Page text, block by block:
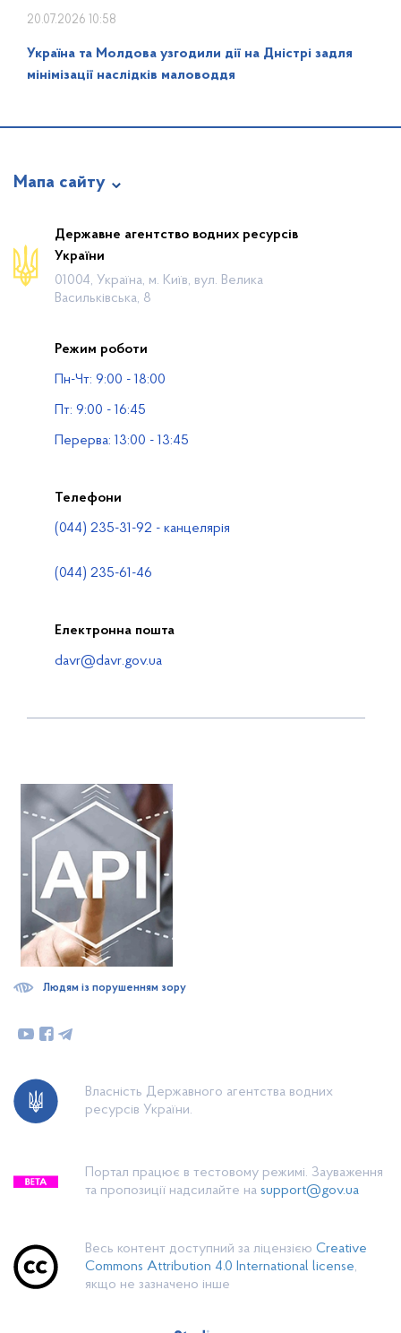
20.07.2026 10:58
Україна та Молдова узгодили дії на Дністрі задля
мінімізації наслідків маловоддя
Мапа сайту
Про відомство
Діяльність
Громадянам
Публічна інформація
Водогосподарські організації
Державне агентство водних ресурсів
України
01004, Україна, м. Київ, вул. Велика
Васильківська, 8
Режим роботи
Пн-Чт: 9:00 - 18:00
Пт: 9:00 - 16:45
Перерва: 13:00 - 13:45
Телефони
(044) 235-31-92 - канцелярія
(044) 235-61-46
Електронна пошта
davr@davr.gov.ua
Власність Державного агентства водних
ресурсів України.
Портал працює в тестовому режимі. Зауваження
та пропозиції надсилайте на support@gov.ua
Весь контент доступний за ліцензією Creative
Commons Attribution 4.0 International license,
якщо не зазначено інше
Людям із порушенням зору